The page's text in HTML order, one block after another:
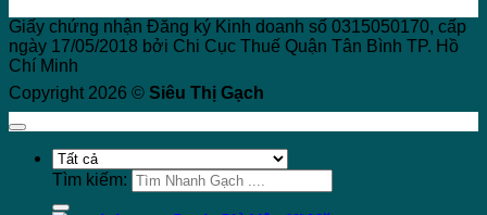
Giấy chứng nhận Đăng ký Kinh doanh số 0315050170, cấp
ngày 17/05/2018 bởi Chi Cục Thuế Quận Tân Bình TP. Hồ
Chí Minh
Copyright 2026 © Siêu Thị Gạch
Tìm kiếm: